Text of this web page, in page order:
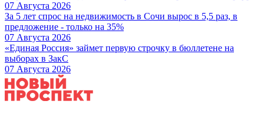
07 Августа 2026
За 5 лет спрос на недвижимость в Сочи вырос в 5,5 раз, в
предложение - только на 35%
07 Августа 2026
«Единая Россия» займет первую строчку в бюллетене на
выборах в ЗакС
07 Августа 2026